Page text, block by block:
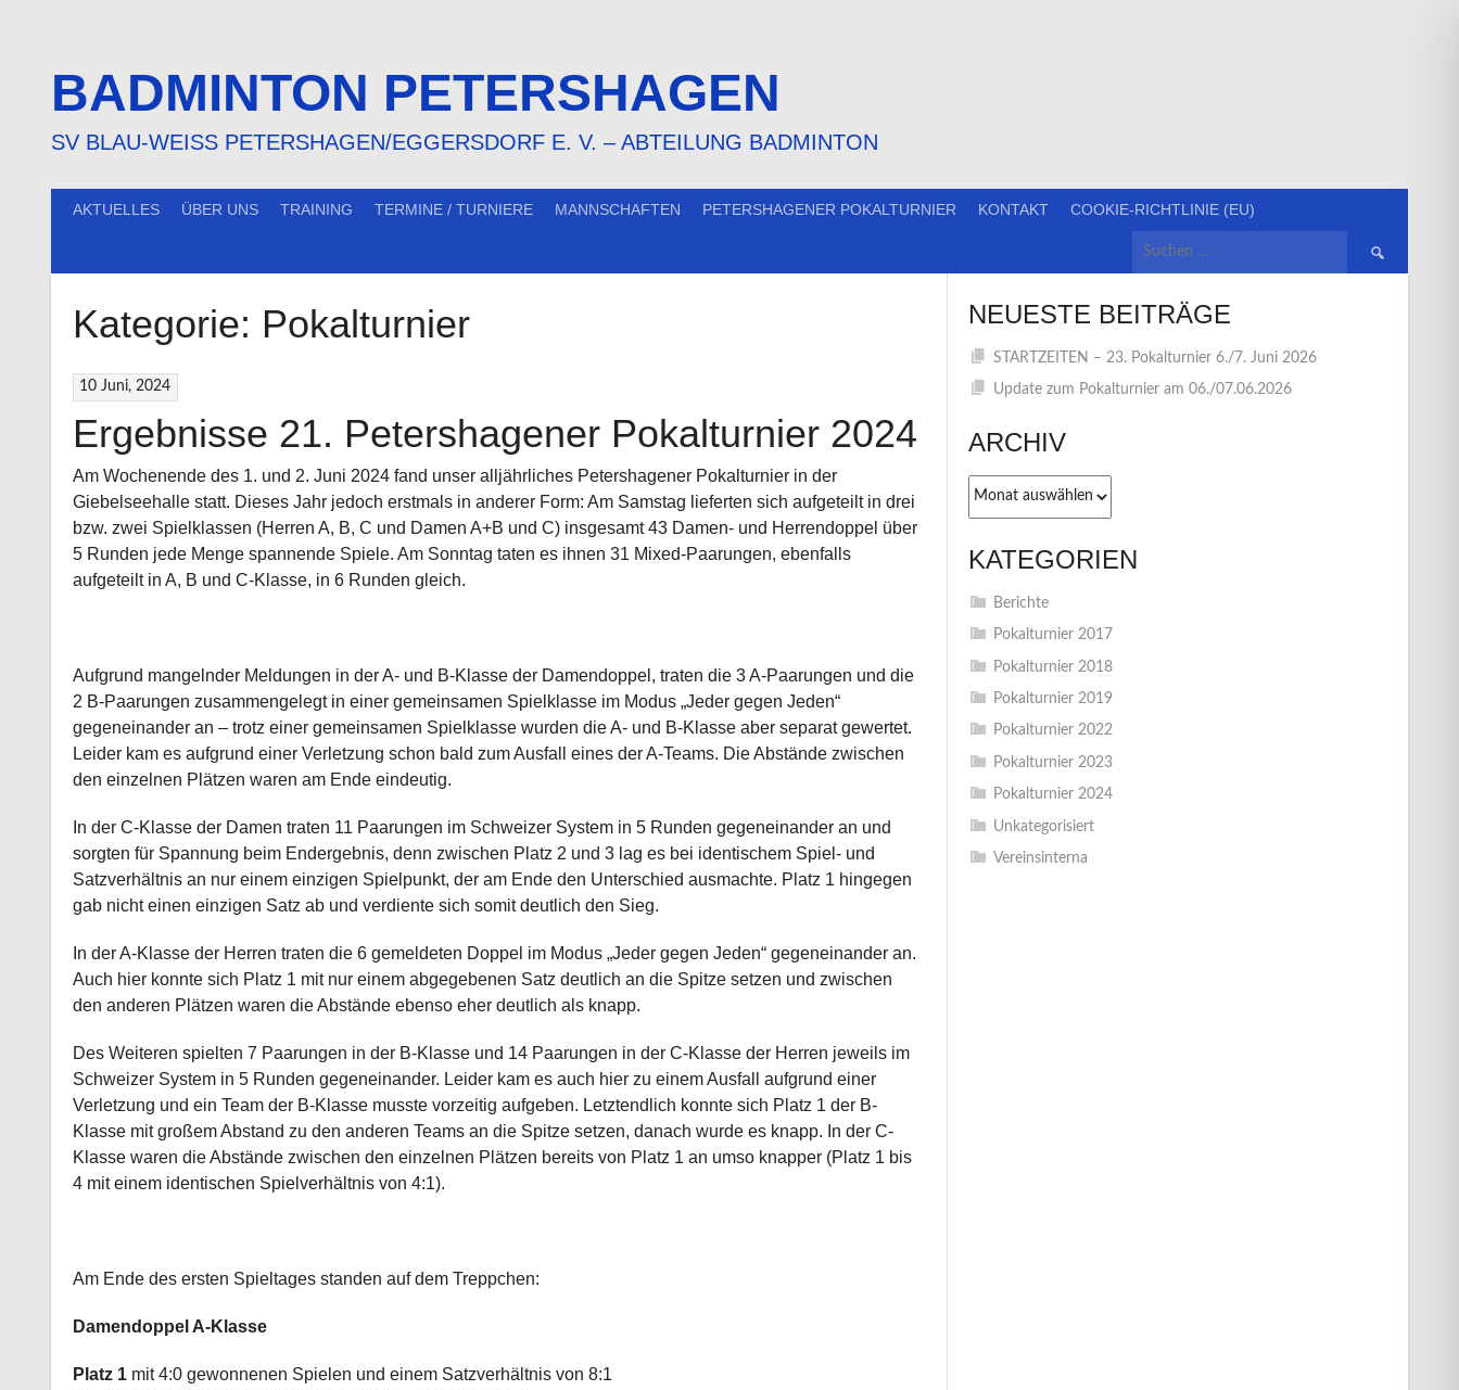
BADMINTON PETERSHAGEN
SV BLAU-WEISS PETERSHAGEN/EGGERSDORF E. V. – ABTEILUNG BADMINTON
AKTUELLES ÜBER UNS TRAINING TERMINE / TURNIERE MANNSCHAFTEN PETERSHAGENER POKALTURNIER KONTAKT
COOKIE-RICHTLINIE (EU)
Suchen
Kategorie: Pokalturnier
10 Juni, 2024
Ergebnisse 21. Petershagener Pokalturnier 2024
Am Wochenende des 1. und 2. Juni 2024 fand unser alljährliches Petershagener Pokalturnier in der
Giebelseehalle statt. Dieses Jahr jedoch erstmals in anderer Form: Am Samstag lieferten sich aufgeteilt in drei
bzw. zwei Spielklassen (Herren A, B, C und Damen A+B und C) insgesamt 43 Damen- und Herrendoppel über
5 Runden jede Menge spannende Spiele. Am Sonntag taten es ihnen 31 Mixed-Paarungen, ebenfalls
aufgeteilt in A, B und C-Klasse, in 6 Runden gleich.
Aufgrund mangelnder Meldungen in der A- und B-Klasse der Damendoppel, traten die 3 A-Paarungen und die
2 B-Paarungen zusammengelegt in einer gemeinsamen Spielklasse im Modus „Jeder gegen Jeden“
gegeneinander an – trotz einer gemeinsamen Spielklasse wurden die A- und B-Klasse aber separat gewertet.
Leider kam es aufgrund einer Verletzung schon bald zum Ausfall eines der A-Teams. Die Abstände zwischen
den einzelnen Plätzen waren am Ende eindeutig.
In der C-Klasse der Damen traten 11 Paarungen im Schweizer System in 5 Runden gegeneinander an und
sorgten für Spannung beim Endergebnis, denn zwischen Platz 2 und 3 lag es bei identischem Spiel- und
Satzverhältnis an nur einem einzigen Spielpunkt, der am Ende den Unterschied ausmachte. Platz 1 hingegen
gab nicht einen einzigen Satz ab und verdiente sich somit deutlich den Sieg.
In der A-Klasse der Herren traten die 6 gemeldeten Doppel im Modus „Jeder gegen Jeden“ gegeneinander an.
Auch hier konnte sich Platz 1 mit nur einem abgegebenen Satz deutlich an die Spitze setzen und zwischen
den anderen Plätzen waren die Abstände ebenso eher deutlich als knapp.
Des Weiteren spielten 7 Paarungen in der B-Klasse und 14 Paarungen in der C-Klasse der Herren jeweils im
Schweizer System in 5 Runden gegeneinander. Leider kam es auch hier zu einem Ausfall aufgrund einer
Verletzung und ein Team der B-Klasse musste vorzeitig aufgeben. Letztendlich konnte sich Platz 1 der B-
Klasse mit großem Abstand zu den anderen Teams an die Spitze setzen, danach wurde es knapp. In der C-
Klasse waren die Abstände zwischen den einzelnen Plätzen bereits von Platz 1 an umso knapper (Platz 1 bis
4 mit einem identischen Spielverhältnis von 4:1).
Am Ende des ersten Spieltages standen auf dem Treppchen:
Damendoppel A-Klasse
Platz 1 mit 4:0 gewonnenen Spielen und einem Satzverhältnis von 8:1
NEUESTE BEITRÄGE
STARTZEITEN – 23. Pokalturnier 6./7. Juni 2026
Update zum Pokalturnier am 06./07.06.2026
ARCHIV
Archiv
KATEGORIEN
Berichte
Pokalturnier 2017
Pokalturnier 2018
Pokalturnier 2019
Pokalturnier 2022
Pokalturnier 2023
Pokalturnier 2024
Unkategorisiert
Vereinsinterna